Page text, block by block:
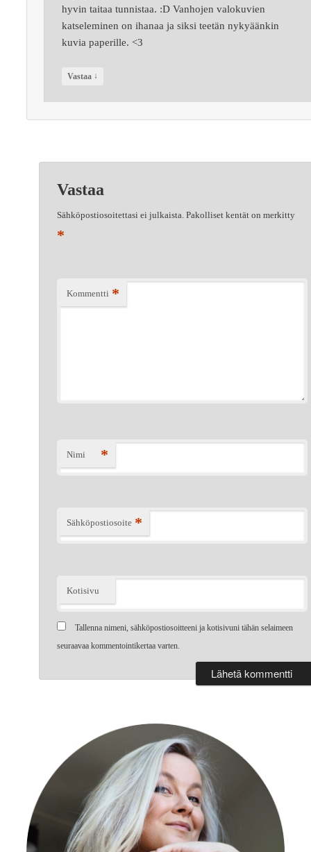
hyvin taitaa tunnistaa. :D Vanhojen valokuvien
katseleminen on ihanaa ja siksi teetän nykyäänkin
kuvia paperille. <3
Vastaa ↓
Vastaa
Sähköpostiosoitettasi ei julkaista. Pakolliset kentät on merkitty
*
Kommentti *
Nimi *
Sähköpostiosoite *
Kotisivu
Tallenna nimeni, sähköpostiosoitteeni ja kotisivuni tähän selaimeen
seuraavaa kommentointikertaa varten.